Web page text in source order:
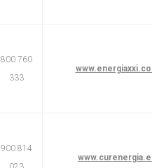
800 760
333
900 814